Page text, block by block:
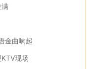
满
金曲响起
现场